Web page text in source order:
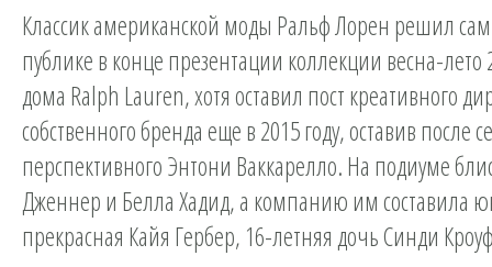
Классик американской моды Ральф Лорен решил
публике в конце презентации коллекции весна-
дома Ralph Lauren, хотя оставил пост креативного
собственного бренда еще в 2015 году, оставив после
перспективного Энтони Ваккарелло. На подиуме
Дженнер и Белла Хадид, а компанию им составила
прекрасная Кайя Гербер, 16-летняя дочь Синди